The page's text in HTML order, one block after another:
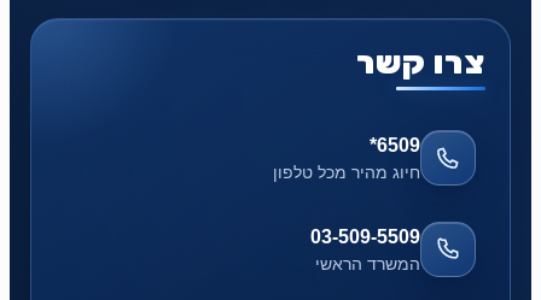
צרו קשר
*6509
חיוג מהיר מכל טלפון
03-509-5509
המשרד הראשי